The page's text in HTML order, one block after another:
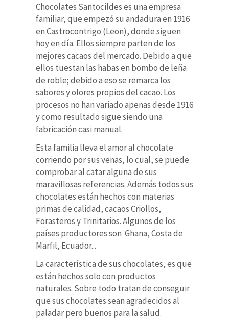
Chocolates Santocildes es una empresa
familiar, que empezó su andadura en 1916
en Castrocontrigo (Leon), donde siguen
hoy en día. Ellos siempre parten de los
mejores cacaos del mercado. Debido a que
ellos tuestan las habas en bombo de leña
de roble; debido a eso se remarca los
sabores y olores propios del cacao. Los
procesos no han variado apenas desde 1916
y como resultado sigue siendo una
fabricación casi manual.
Esta familia lleva el amor al chocolate
corriendo por sus venas, lo cual, se puede
comprobar al catar alguna de sus
maravillosas referencias. Además todos sus
chocolates están hechos con materias
primas de calidad, cacaos Criollos,
Forasteros y Trinitarios. Algunos de los
países productores son Ghana, Costa de
Marfil, Ecuador...
La característica de sus chocolates, es que
están hechos solo con productos
naturales. Sobre todo tratan de conseguir
que sus chocolates sean agradecidos al
paladar pero buenos para la salud.